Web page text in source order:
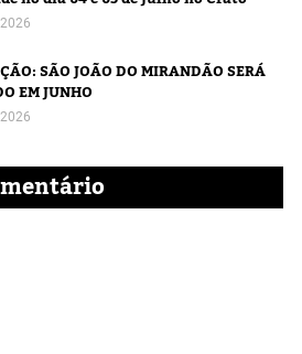
SÃO JOÃO DO MIRANDÃO SERÁ
EM JUNHO